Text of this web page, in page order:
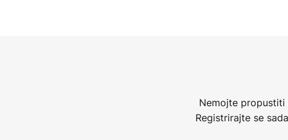
Nemojte propustiti
Registrirajte se